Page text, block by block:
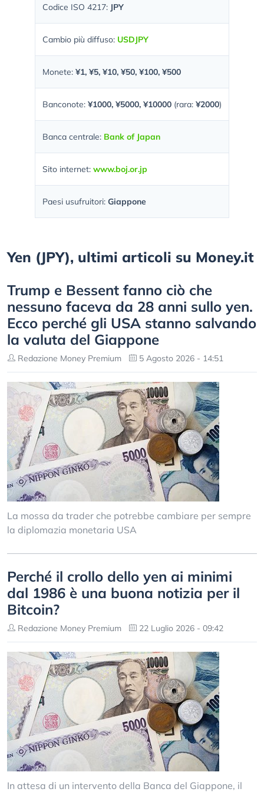
Codice ISO 4217: JPY
Cambio più diffuso: USDJPY
Monete: ¥1, ¥5, ¥10, ¥50, ¥100, ¥500
Banconote: ¥1000, ¥5000, ¥10000 (rara: ¥2000)
Banca centrale: Bank of Japan
Sito internet: www.boj.or.jp
Paesi usufruitori: Giappone
Yen (JPY), ultimi articoli su Money.it
Trump e Bessent fanno ciò che
nessuno faceva da 28 anni sullo yen.
Ecco perché gli USA stanno salvando
la valuta del Giappone
Redazione Money Premium 5 Agosto 2026 - 14:51
La mossa da trader che potrebbe cambiare per sempre
la diplomazia monetaria USA
Perché il crollo dello yen ai minimi
dal 1986 è una buona notizia per il
Bitcoin?
Redazione Money Premium 22 Luglio 2026 - 09:42
In attesa di un intervento della Banca del Giappone, il